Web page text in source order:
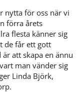
nytta för oss när vi
förra årets
flesta känner sig
de får ett gott
att skapa en ännu
man vänder sig
Linda Björk,